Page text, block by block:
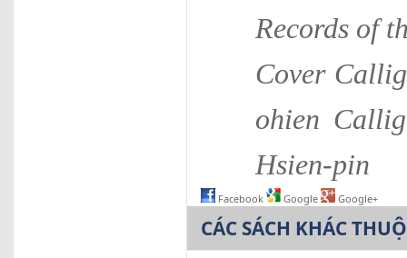
Records of
Cover
ohien
Hsien-pin
Facebook Google Google+
CÁC SÁCH KHÁC